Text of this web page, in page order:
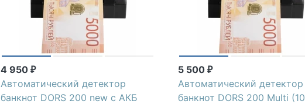
4 950₽
Автоматический детектор
банкнот DORS 200 new с АКБ
5 500₽
Автоматический детектор
банкнот DORS 200 Multi (10